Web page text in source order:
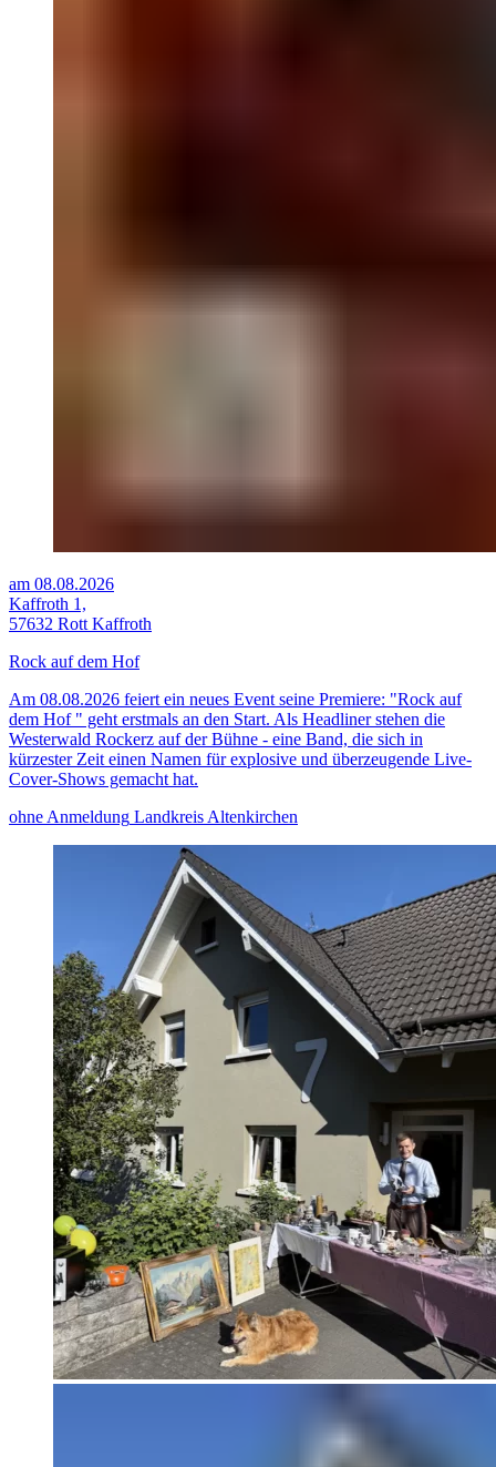
am 08.08.2026
Kaffroth 1,
57632 Rott Kaffroth
Rock auf dem Hof
Am 08.08.2026 feiert ein neues Event seine Premiere: "Rock auf
dem Hof " geht erstmals an den Start. Als Headliner stehen die
Westerwald Rockerz auf der Bühne - eine Band, die sich in
kürzester Zeit einen Namen für explosive und überzeugende Live-
Cover-Shows gemacht hat.
ohne Anmeldung Landkreis Altenkirchen